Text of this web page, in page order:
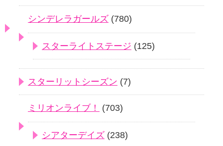
シンデレラガールズ (780)
スターライトステージ (125)
スターリットシーズン (7)
ミリオンライブ！ (703)
シアターデイズ (238)